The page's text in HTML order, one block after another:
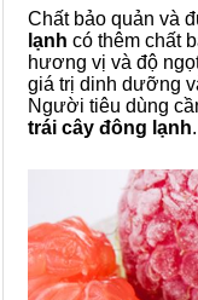
Chất bảo quản và
lạnh có thêm chất
hương vị và độ
giá trị dinh dưỡng
Người tiêu dùng
trái cây đông lạnh.